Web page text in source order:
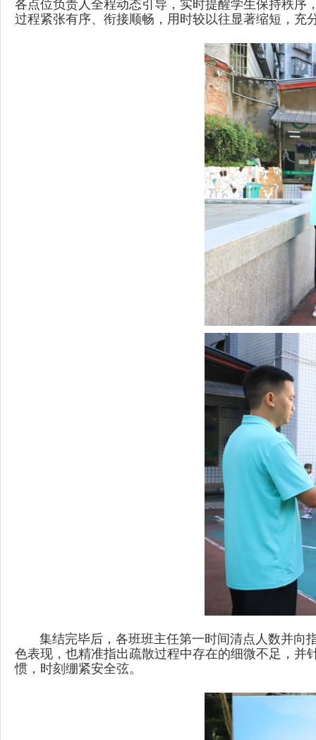
各点位负责人全程动态引导，实时提醒学生保持秩
过程紧张有序、衔接顺畅，用时较以往显著缩短，充
集结完毕后，各班班主任第一时间清点人数并向
色表现，也精准指出疏散过程中存在的细微不足，
惯，时刻绷紧安全弦。